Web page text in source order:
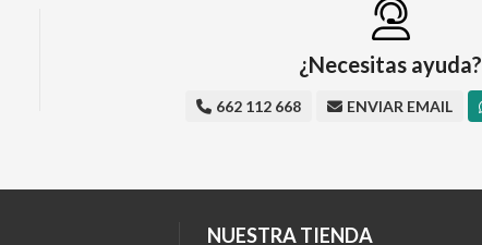
¿Necesitas ayuda?
662 112 668 ENVIAR EMAIL
NUESTRA TIENDA